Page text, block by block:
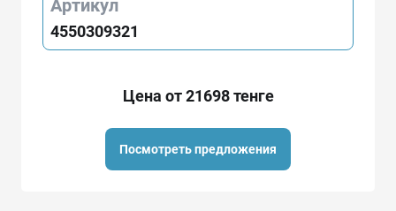
Артикул
4550309321
Цена от 21698 тенге
Посмотреть предложения